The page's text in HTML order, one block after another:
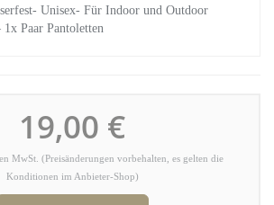
Unisex- Für Indoor und Outdoor
Paar Pantoletten
19,00 €
MwSt. (Preisänderungen vorbehalten, es gelten die
Konditionen im Anbieter-Shop)